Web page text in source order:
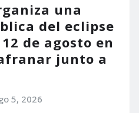
una
del eclipse
de agosto en
junto a
5, 2026